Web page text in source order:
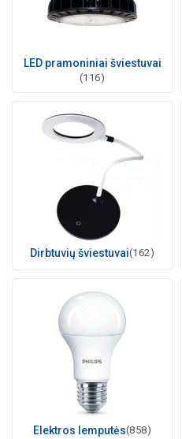
LED pramoniniai šviestuvai
(116)
Dirbtuvių šviestuvai(162)
Elektros lemputės(858)